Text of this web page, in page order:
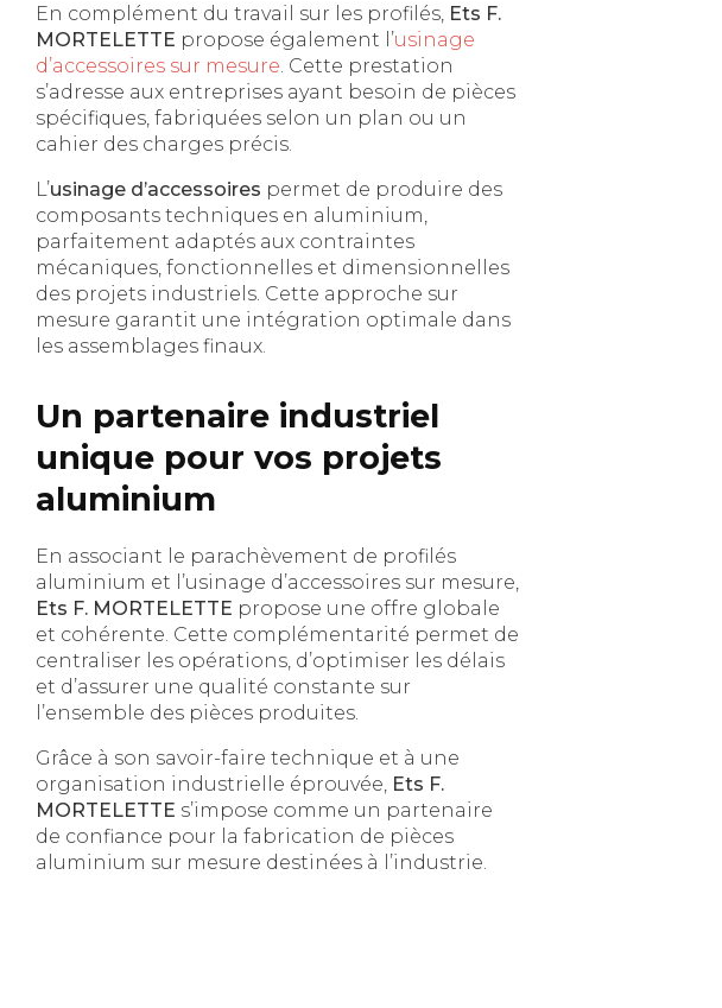
En complément du travail sur les profilés, Ets F.
MORTELETTE propose également l’usinage
d’accessoires sur mesure . Cette prestation
s’adresse aux entreprises ayant besoin de pièces
spécifiques, fabriquées selon un plan ou un
cahier des charges précis.
L’usinage d’accessoires permet de produire des
composants techniques en aluminium,
parfaitement adaptés aux contraintes
mécaniques, fonctionnelles et dimensionnelles
des projets industriels. Cette approche sur
mesure garantit une intégration optimale dans
les assemblages finaux.
Un partenaire industriel
unique pour vos projets
aluminium
En associant le parachèvement de profilés
aluminium et l’usinage d’accessoires sur mesure,
Ets F. MORTELETTE propose une offre globale
et cohérente. Cette complémentarité permet de
centraliser les opérations, d’optimiser les délais
et d’assurer une qualité constante sur
l’ensemble des pièces produites.
Grâce à son savoir-faire technique et à une
organisation industrielle éprouvée, Ets F.
MORTELETTE s’impose comme un partenaire
de confiance pour la fabrication de pièces
aluminium sur mesure destinées à l’industrie.